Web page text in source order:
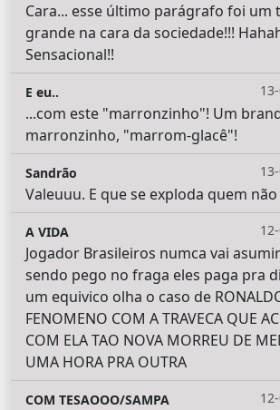
Cara... esse último parágrafo foi um
grande na cara da sociedade!!!
Sensacional!!
E eu..
...com este "marronzinho"! Um
marronzinho, "marrom-glacê"!
Sandrão
Valeuuu. E que se exploda quem
A VIDA
Jogador Brasileiros numca vai
sendo pego no fraga eles paga pra
um equivico olha o caso de
FENOMENO COM A TRAVECA QUE
COM ELA TAO NOVA MORREU DE
UMA HORA PRA OUTRA
COM TESAOOO/SAMPA